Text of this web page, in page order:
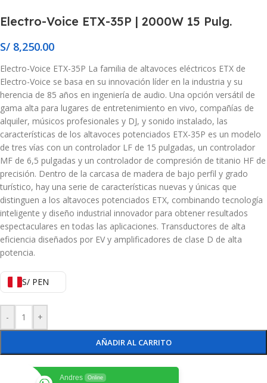
Electro-Voice ETX-35P | 2000W 15 Pulg.
S/ 8,250.00
Electro-Voice ETX-35P La familia de altavoces eléctricos ETX de
Electro-Voice se basa en su innovación líder en la industria y su
herencia de 85 años en ingeniería de audio. Una opción versátil de
gama alta para lugares de entretenimiento en vivo, compañías de
alquiler, músicos profesionales y DJ, y sonido instalado, las
características de los altavoces potenciados ETX-35P es un modelo
de tres vías con un controlador LF de 15 pulgadas, un controlador
MF de 6,5 pulgadas y un controlador de compresión de titanio HF de
precisión. Dentro de la carcasa de madera de bajo perfil y grado
turístico, hay una serie de características nuevas y únicas que
distinguen a los altavoces potenciados ETX, combinando tecnología
inteligente y diseño industrial innovador para obtener resultados
espectaculares en todas las aplicaciones. Transductores de alta
eficiencia diseñados por EV y amplificadores de clase D de alta
potencia.
S/ PEN
- +
AÑADIR AL CARRITO
Andres Online